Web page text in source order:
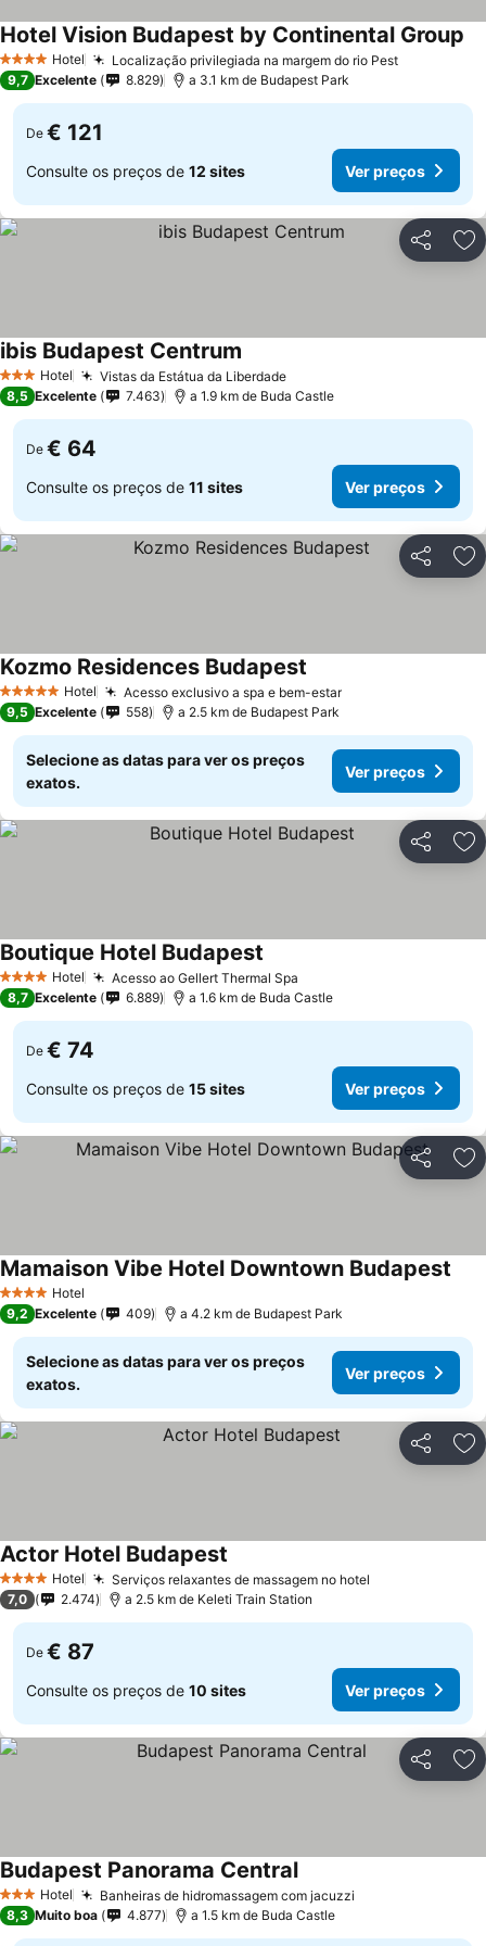
4 EstrelasHotel Localização privilegiada na margem do rio PestVer preços
Hotel Vision Budapest by Continental Group
9,7 Excelente 8.829 a 3.1 km de Budapest Park
De € 121
Consulte os preços de 12 sites Ver preços
Partilhar
3 EstrelasHotel Vistas da Estátua da LiberdadeVer preços
ibis Budapest Centrum
8,5 Excelente 7.463 a 1.9 km de Buda Castle
De € 64
Consulte os preços de 11 sites Ver preços
Partilhar
5 Estrelas Hotel Acesso exclusivo a spa e bem-estarVer preços
Kozmo Residences Budapest
9,5 Excelente 558 a 2.5 km de Budapest Park
Selecione as datas para ver os preços
exatos.
Ver preços
Partilhar
4 EstrelasHotel Acesso ao Gellert Thermal Spa
Boutique Hotel Budapest
8,7 Excelente 6.889 a 1.6 km de Buda Castle
De € 74
Consulte os preços de 15 sites Ver preços
Partilhar
4 EstrelasHotel
Mamaison Vibe Hotel Downtown Budapest
9,2 Excelente 409 a 4.2 km de Budapest Park
Selecione as datas para ver os preços
exatos.
Ver preços
Partilhar
4 EstrelasHotel Serviços relaxantes de massagem no hotel
Actor Hotel Budapest
7,0 2.474 a 2.5 km de Keleti Train Station
De € 87
Consulte os preços de 10 sites Ver preços
Partilhar
3 EstrelasHotel Banheiras de hidromassagem com jacuzzi
Budapest Panorama CentralVer preços
8,3 Muito boa 4.877 a 1.5 km de Buda Castle